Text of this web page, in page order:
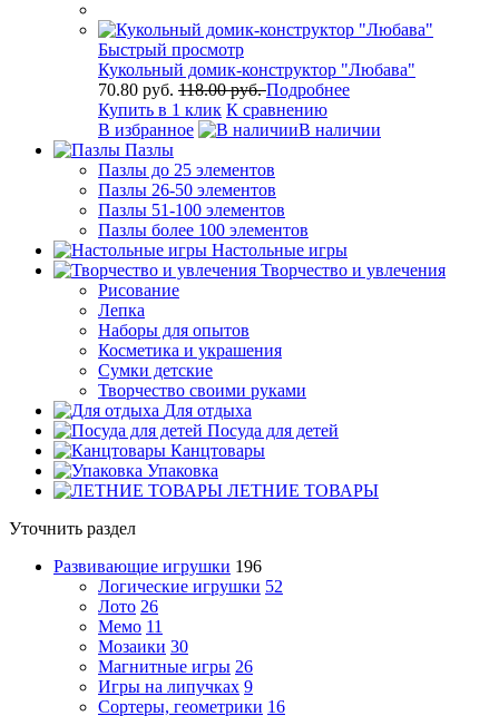
Быстрый просмотр
Кукольный домик-конструктор "Любава"
70.80 руб. 118.00 руб.Подробнее
Купить в 1 клик К сравнению
В избранное
В наличии
Пазлы
Пазлы до 25 элементов
Пазлы 26-50 элементов
Пазлы 51-100 элементов
Пазлы более 100 элементов
Настольные игры
Творчество и увлечения
Рисование
Лепка
Наборы для опытов
Косметика и украшения
Сумки детские
Творчество своими руками
Для отдыха
Посуда для детей
Канцтовары
Упаковка
ЛЕТНИЕ ТОВАРЫ
Уточнить раздел
Развивающие игрушки 196
Логические игрушки 52
Лото 26
Мемо 11
Мозаики 30
Магнитные игры 26
Игры на липучках 9
Сортеры, геометрики 16